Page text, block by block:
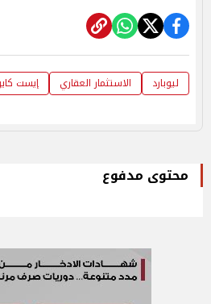
ليوبارد الاستثمار العقاري إيست
محتوى مدفوع